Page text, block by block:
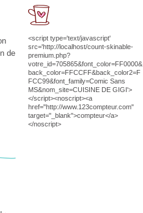
<script type='text/javascript'
src='http://localhost/count-skinable-
premium.php?
votre_id=705865&font_color=FF0000&
back_color=FFCCFF&back_color2=F
FCC99&font_family=Comic Sans
MS&nom_site=CUISINE DE GIGI'>
</script><noscript><a
href="http://www.123compteur.com"
target="_blank">compteur</a>
</noscript>
de